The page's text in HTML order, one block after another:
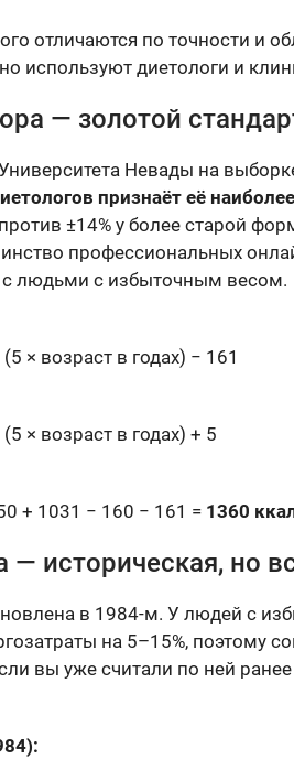
отличаются по точности и
используют диетологи и
— золотой
Невады на
признаёт её
±14% у более старой
профессиональных
с людьми с избыточным весом.
× возраст в годах) − 161
× возраст в годах) + 5
+ 1031 − 160 − 161 = 1360
историческая, но
в 1984-м. У людей с
на 5–15%, поэтому
вы уже считали по ней ранее